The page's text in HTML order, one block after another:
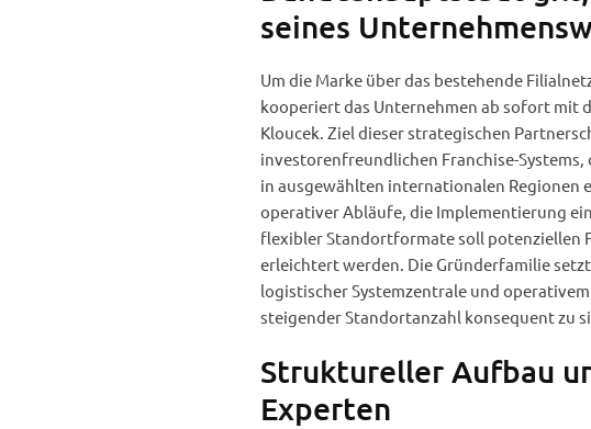
seines
Um die Marke über das bestehende
kooperiert das Unternehmen ab sofort mit
Kloucek. Ziel dieser strategischen
investorenfreundlichen Franchise-
in ausgewählten internationalen Regionen
operativer Abläufe, die Implementierung
flexibler Standortformate soll potenziellen
erleichtert werden. Die Gründerfamilie
logistischer Systemzentrale und
steigender Standortanzahl konsequent zu
Struktureller Aufbau
Experten